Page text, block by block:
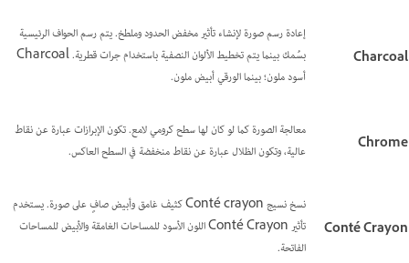
Charcoal
إعادة رسم صورة لإنشاء تأثير مخفض الحدود وملطخ. يتم رسم الحواف الرئيسية
بسُمك بينما يتم تخطيط الألوان النصفية باستخدام جرات قطرية. Charcoal
أسود ملون؛ بينما الورقي أبيض ملون.
Chrome
معالجة الصورة كما لو كان لها سطح كرومي لامع. تكون الإبرازات عبارة عن نقاط
عالية، وتكون الظلال عبارة عن نقاط منخفضة في السطح العاكس.
Conté Crayon
نسخ نسيج Conté crayon كثيف غامق وأبيض صافٍ على صورة. يستخدم
تأثير Conté Crayon اللون الأسود للمساحات الغامقة والأبيض للمساحات
الفاتحة.